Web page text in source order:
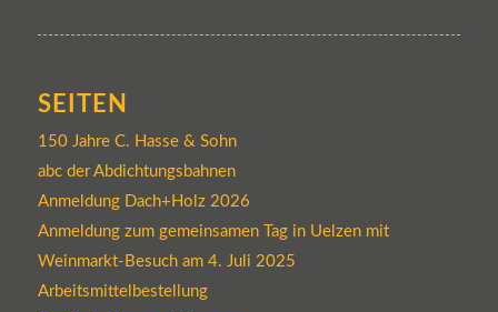
SEITEN
150 Jahre C. Hasse & Sohn
abc der Abdichtungsbahnen
Anmeldung Dach+Holz 2026
Anmeldung zum gemeinsamen Tag in Uelzen mit
Weinmarkt-Besuch am 4. Juli 2025
Arbeitsmittelbestellung